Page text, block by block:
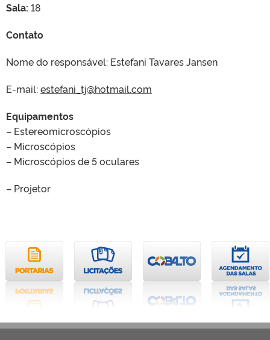
Sala: 18
Contato
Nome do responsável: Estefani Tavares Jansen
E-mail:estefani_tj@hotmail.com
Equipamentos
– Estereomicroscópios
– Microscópios
– Microscópios de 5 oculares
– Projetor